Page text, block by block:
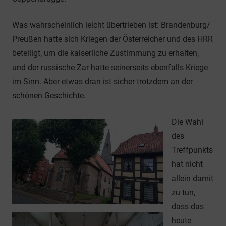
Was wahrscheinlich leicht übertrieben ist: Brandenburg/
Preußen hatte sich Kriegen der Österreicher und des HRR
beteiligt, um die kaiserliche Zustimmung zu erhalten,
und der russische Zar hatte seinerseits ebenfalls Kriege
im Sinn. Aber etwas dran ist sicher trotzdem an der
schönen Geschichte.
Die Wahl
des
Treffpunkts
hat nicht
allein damit
zu tun,
dass das
heute